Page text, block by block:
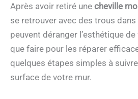
Après avoir retiré une cheville
se retrouver avec des trous
peuvent déranger l’esthétique
que faire pour les réparer
quelques étapes simples à
surface de votre mur.